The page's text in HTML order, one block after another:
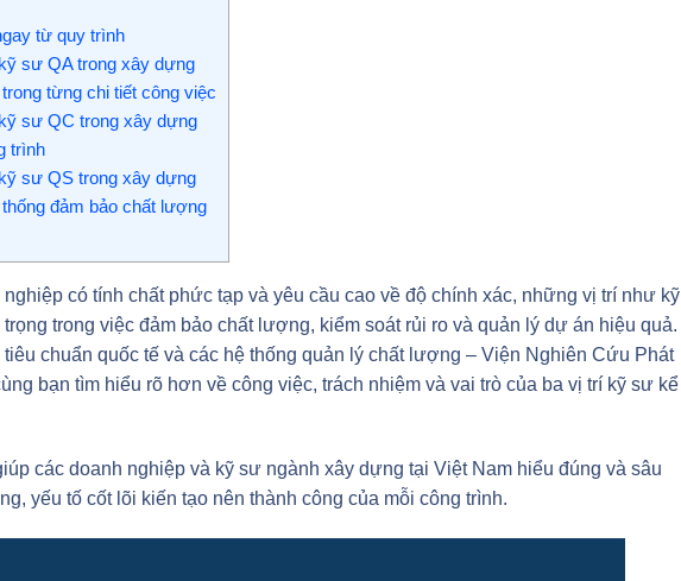
từ quy trình
sư QA trong xây dựng
từng chi tiết công việc
sư QC trong xây dựng
trình
sư QS trong xây dựng
đảm bảo chất lượng
có tính chất phức tạp và yêu cầu cao về độ chính xác, những vị trí như kỹ
trong việc đảm bảo chất lượng, kiểm soát rủi ro và quản lý dự án hiệu quả.
chuẩn quốc tế và các hệ thống quản lý chất lượng – Viện Nghiên Cứu Phát
bạn tìm hiểu rõ hơn về công việc, trách nhiệm và vai trò của ba vị trí kỹ sư kể
các doanh nghiệp và kỹ sư ngành xây dựng tại Việt Nam hiểu đúng và sâu
yếu tố cốt lõi kiến tạo nên thành công của mỗi công trình.